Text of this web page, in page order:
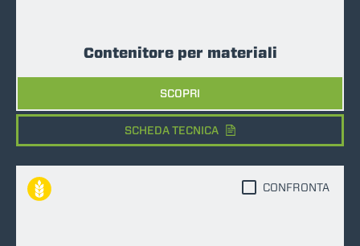
Contenitore per materiali
SCOPRI
SCHEDA TECNICA
CONFRONTA